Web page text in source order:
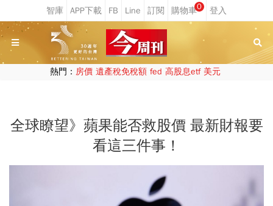
0
熱門： 房價 遺產稅免稅額 fed 高股息etf 美元
全球瞭望》蘋果能否救股價 最新財報要
看這三件事！